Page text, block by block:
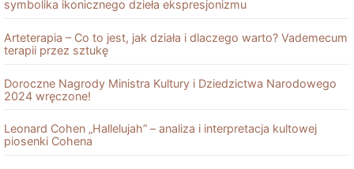
symbolika ikonicznego dzieła ekspresjonizmu
Arteterapia – Co to jest, jak działa i dlaczego warto? Vademecum
terapii przez sztukę
Doroczne Nagrody Ministra Kultury i Dziedzictwa Narodowego
2024 wręczone!
Leonard Cohen „Hallelujah” – analiza i interpretacja kultowej
piosenki Cohena